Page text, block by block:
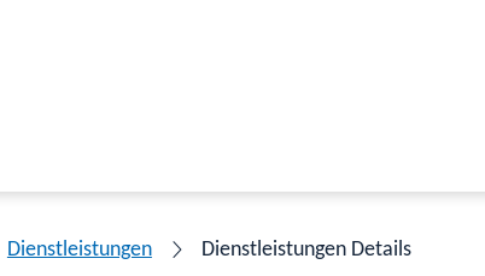
Dienstleistungen Dienstleistungen Details